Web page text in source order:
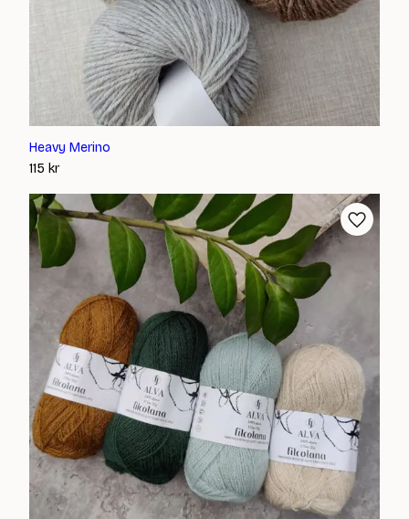
Heavy Merino
115 kr